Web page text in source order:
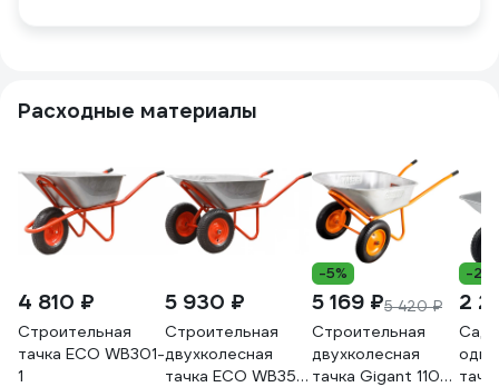
Расходные материалы
4 810 ₽
Строительная
тачка ECO WB301-
1
5 930 ₽
Строительная
двухколесная
тачка ECO WB351-
-5%
5 169 ₽5 420 ₽
Строительная
двухколесная
тачка Gigant 110л,
-
2